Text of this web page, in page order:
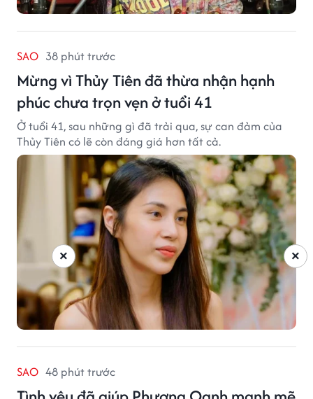
SAO 38 phút trước
Mừng vì Thủy Tiên đã thừa nhận hạnh
phúc chưa trọn vẹn ở tuổi 41
Ở tuổi 41, sau những gì đã trải qua, sự can đảm của
Thủy Tiên có lẽ còn đáng giá hơn tất cả.
SAO 48 phút trước
×
×